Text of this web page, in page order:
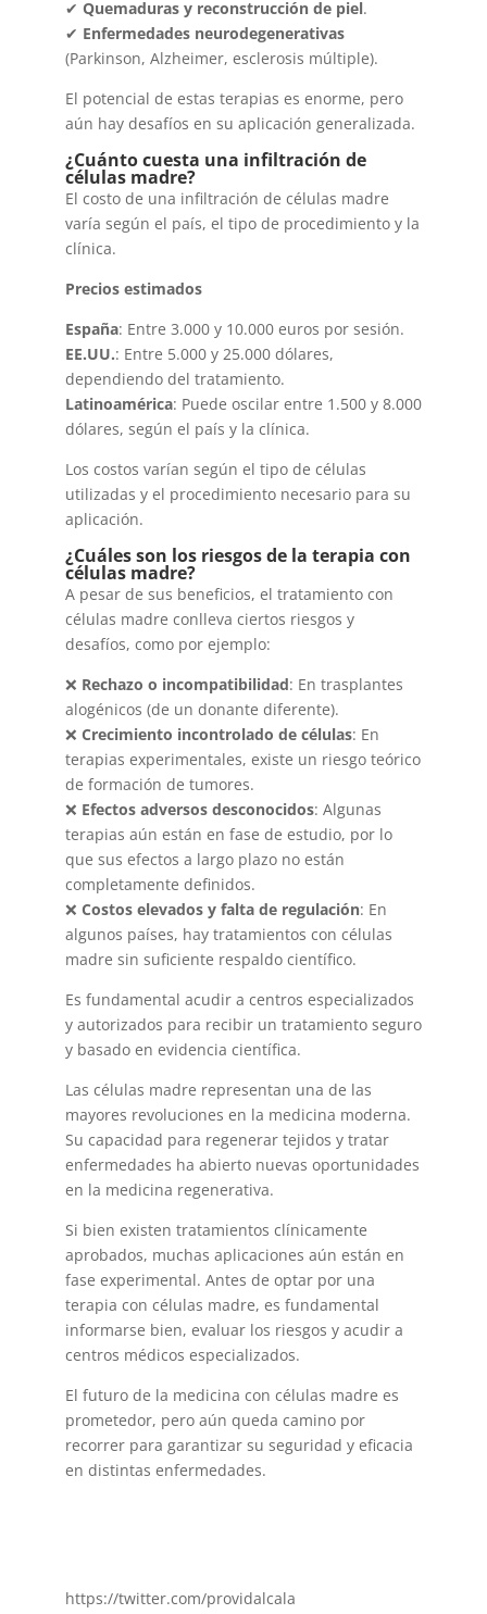
✔ Quemaduras y reconstrucción de piel.
✔ Enfermedades neurodegenerativas
(Parkinson, Alzheimer, esclerosis múltiple).
El potencial de estas terapias es enorme, pero
aún hay desafíos en su aplicación generalizada.
¿Cuánto cuesta una infiltración de
células madre?
El costo de una infiltración de células madre
varía según el país, el tipo de procedimiento y la
clínica.
Precios estimados
España: Entre 3.000 y 10.000 euros por sesión.
EE.UU.: Entre 5.000 y 25.000 dólares,
dependiendo del tratamiento.
Latinoamérica: Puede oscilar entre 1.500 y 8.000
dólares, según el país y la clínica.
Los costos varían según el tipo de células
utilizadas y el procedimiento necesario para su
aplicación.
¿Cuáles son los riesgos de la terapia con
células madre?
A pesar de sus beneficios, el tratamiento con
células madre conlleva ciertos riesgos y
desafíos, como por ejemplo:
❌ Rechazo o incompatibilidad: En trasplantes
alogénicos (de un donante diferente).
❌ Crecimiento incontrolado de células: En
terapias experimentales, existe un riesgo teórico
de formación de tumores.
❌ Efectos adversos desconocidos: Algunas
terapias aún están en fase de estudio, por lo
que sus efectos a largo plazo no están
completamente definidos.
❌ Costos elevados y falta de regulación: En
algunos países, hay tratamientos con células
madre sin suficiente respaldo científico.
Es fundamental acudir a centros especializados
y autorizados para recibir un tratamiento seguro
y basado en evidencia científica.
Las células madre representan una de las
mayores revoluciones en la medicina moderna.
Su capacidad para regenerar tejidos y tratar
enfermedades ha abierto nuevas oportunidades
en la medicina regenerativa.
Si bien existen tratamientos clínicamente
aprobados, muchas aplicaciones aún están en
fase experimental. Antes de optar por una
terapia con células madre, es fundamental
informarse bien, evaluar los riesgos y acudir a
centros médicos especializados.
El futuro de la medicina con células madre es
prometedor, pero aún queda camino por
recorrer para garantizar su seguridad y eficacia
en distintas enfermedades.
https://twitter.com/providalcala